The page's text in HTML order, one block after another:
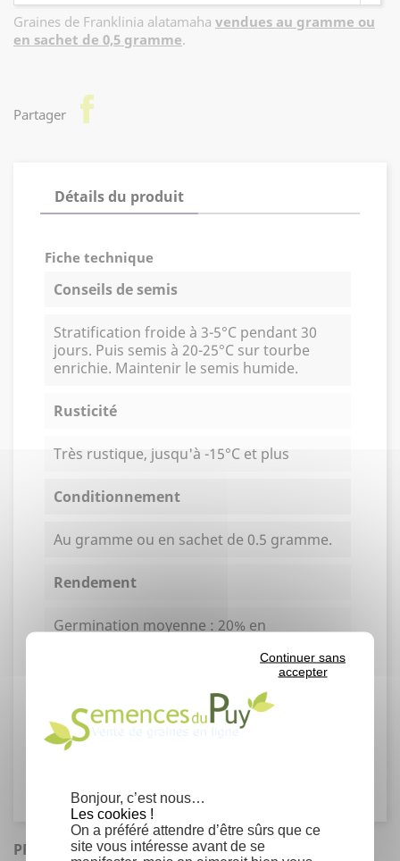
Bonjour, c’est nous…
Les cookies !
On a préféré attendre d’être sûrs que ce
site vous intéresse avant de se
Continuer sans
accepter
Graines de Franklinia alatamaha vendues au gramme ou
en sachet de 0,5 gramme.
Partager facebook
Détails du produit
Fiche technique
Conseils de semis
Stratification froide à 3-5°C pendant 30
jours. Puis semis à 20-25°C sur tourbe
enrichie. Maintenir le semis humide.
Rusticité
Très rustique, jusqu'à -15°C et plus
Conditionnement
Au gramme ou en sachet de 0.5 gramme.
Rendement
Germination moyenne : 20% en
Un sachet de 0.5 gramme contient environ
Famille
PRODUITS SIMILAIRES